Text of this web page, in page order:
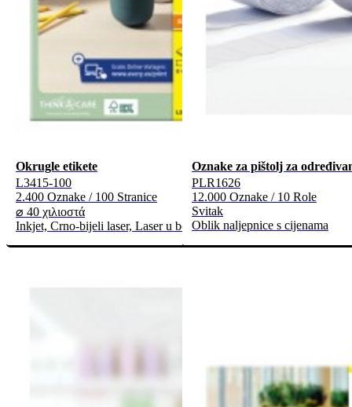
Okrugle etikete
L3415-100
2.400 Oznake / 100 Stranice
⌀ 40 χιλιοστά
Inkjet, Crno-bijeli laser, Laser u boji
Oznake za pištolj za
PLR1626
12.000 Oznake / 10 Role
Svitak
Oblik naljepnice s cijenama